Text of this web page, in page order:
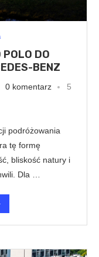
POLO DO
BENZ
0 komentarz
5
podróżowania
tę formę
bliskość natury i
Dla …